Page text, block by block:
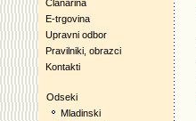
Članarina
E-trgovina
Upravni odbor
Pravilniki, obrazci
Kontakti
Odseki
Mladinski